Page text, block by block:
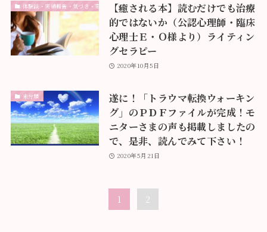
体験談・実績報告・気づき・変化
【癒される本】読むだけでも治療
的ではないか（公認心理師・臨床
心理士Ｅ・Ｏ様より）ライティン
グセラピー
2020年10月5日
未分類
遂に！「トラウマ転換ウォーキン
グ」のＰＤＦファイルが完成！モ
ニターさまの声も掲載しましたの
で、是非、読んでみて下さい！
2020年5月21日
1 2